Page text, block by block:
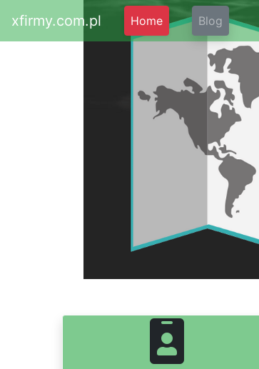
xfirmy.com.pl Home Blog